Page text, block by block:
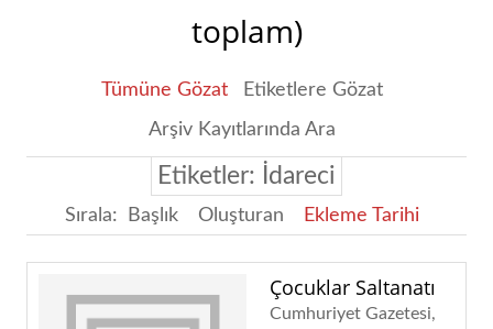
toplam)
Tümüne Gözat
Etiketlere Gözat
Arşiv Kayıtlarında Ara
Etiketler: İdareci
Sırala: Başlık Oluşturan Ekleme Tarihi
Çocuklar Saltanatı
Cumhuriyet Gazetesi